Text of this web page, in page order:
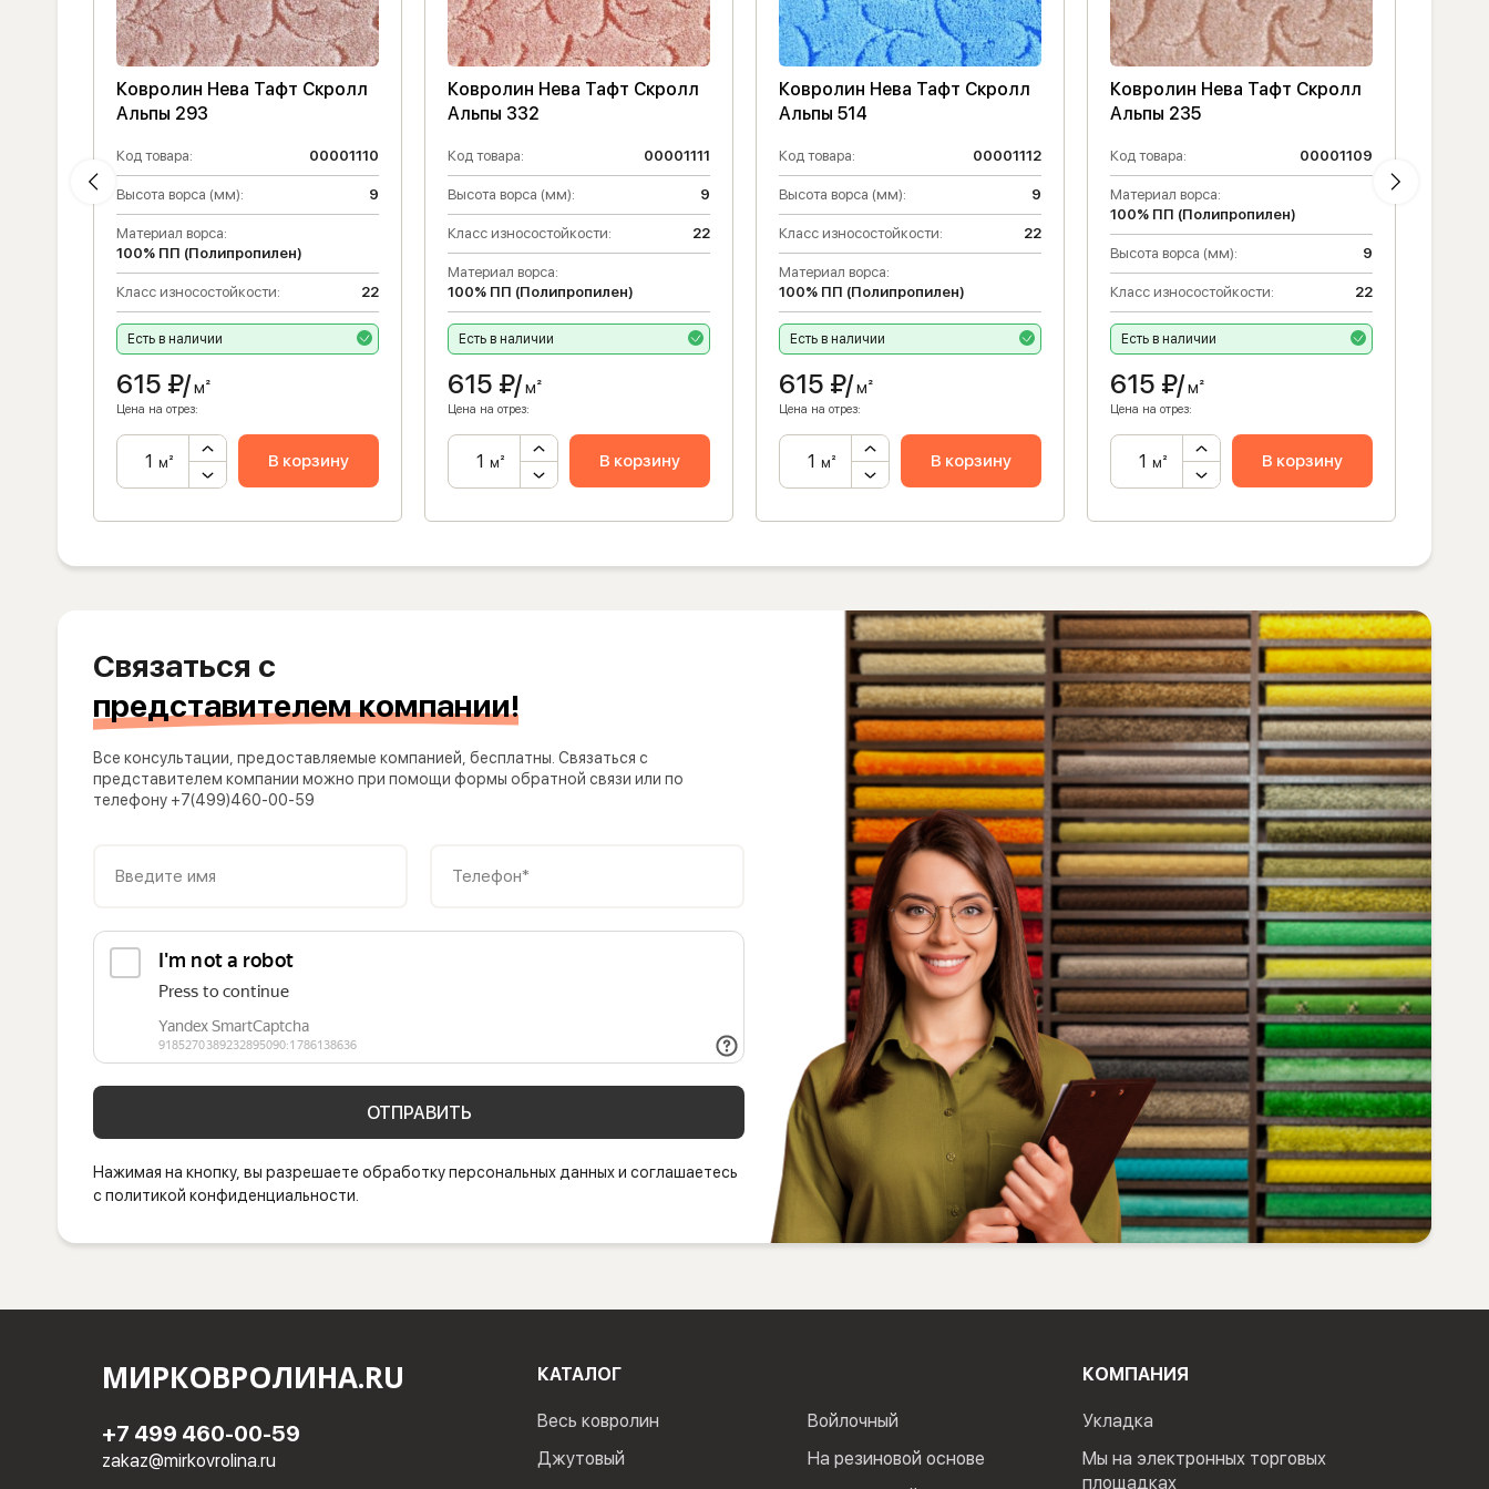
Ковролин Нева Тафт Скролл
Альпы 293
Код товара: 00001110
Высота ворса (мм): 9
Материал ворса:
100% ПП (Полипропилен)
Класс износостойкости: 22
Есть в наличии
615 ₽/м²
Цена на отрез:
м² В корзину
Ковролин Нева Тафт Скролл
Альпы 332
Код товара: 00001111
Высота ворса (мм): 9
Класс износостойкости: 22
Материал ворса:
100% ПП (Полипропилен)
Есть в наличии
615 ₽/м²
Цена на отрез:
м² В корзину
Ковролин Нева Тафт Скролл
Альпы 514
Код товара: 00001112
Высота ворса (мм): 9
Класс износостойкости: 22
Материал ворса:
100% ПП (Полипропилен)
Есть в наличии
615 ₽/м²
Цена на отрез:
м² В корзину
Ковролин Нева Тафт Скролл
Альпы 235
Код товара: 00001109
Материал ворса:
100% ПП (Полипропилен)
Высота ворса (мм): 9
Класс износостойкости: 22
Есть в наличии
615 ₽/м²
Цена на отрез:
м² В корзину
Связаться с
представителем компании!
Все консультации, предоставляемые компанией, бесплатны. Связаться с
представителем компании можно при помощи формы обратной связи или по
телефону +7(499)460-00-59
Введите имя Телефон*
ОТПРАВИТЬ
Нажимая на кнопку, вы разрешаете обработку персональных данных и соглашаетесь
с политикой конфиденциальности.
МИРКОВРОЛИНА.RU
+7 499 460-00-59
zakaz@mirkovrolina.ru
КАТАЛОГ
Весь ковролин
Джутовый
Войлочный
На резиновой основе
КОМПАНИЯ
Укладка
Мы на электронных торговых
площадках